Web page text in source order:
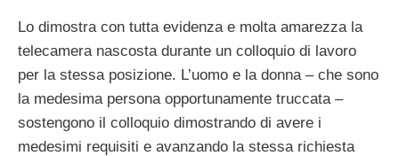
Lo dimostra con tutta evidenza e molta amarezza la
telecamera nascosta durante un colloquio di lavoro
per la stessa posizione. L’uomo e la donna – che sono
la medesima persona opportunamente truccata –
sostengono il colloquio dimostrando di avere i
medesimi requisiti e avanzando la stessa richiesta